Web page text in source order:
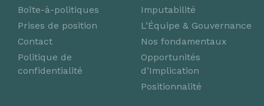
Boîte-à-politiques
Prises de position
Contact
Politique de
confidentialité
Imputabilité
L’Équipe & Gouvernance
Nos fondamentaux
Opportunités
d’Implication
Positionnalité